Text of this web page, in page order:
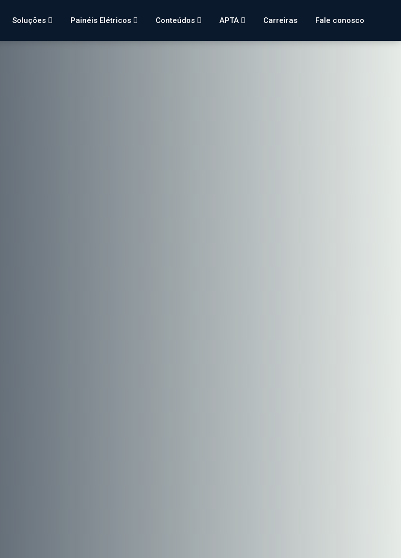
Soluções Painéis Elétricos Conteúdos APTA Carreiras Fale conosco